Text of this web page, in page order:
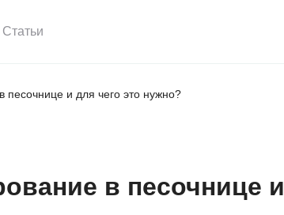
Статьи
и для чего это нужно?
в песочнице и